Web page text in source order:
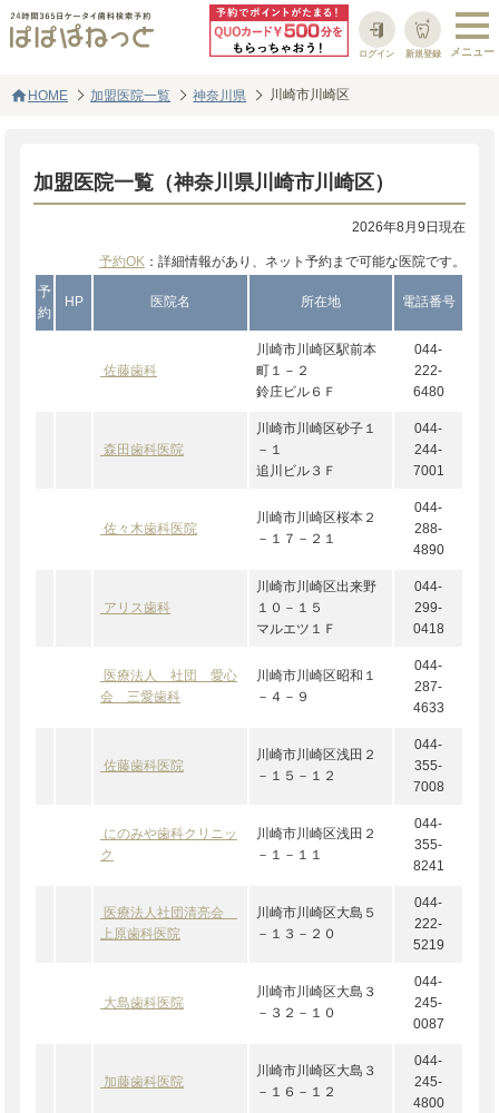
新規登録
ログイン
homeHOME 加盟医院一覧 神奈川県 川崎市川崎区
加盟医院一覧（神奈川県川崎市川崎区）
2026年8月9日現在
予約OK：詳細情報があり、ネット予約まで可能な医院です。
予
約
HP 医院名 所在地 電話番号
佐藤歯科
川崎市川崎区駅前本
町１－２
鈴庄ビル６Ｆ
044-
222-
6480
森田歯科医院
川崎市川崎区砂子１
－１
追川ビル３Ｆ
044-
244-
7001
佐々木歯科医院
川崎市川崎区桜本２
－１７－２１
044-
288-
4890
アリス歯科
川崎市川崎区出来野
１０－１５
マルエツ１Ｆ
044-
299-
0418
医療法人 社団 愛心
会 三愛歯科
川崎市川崎区昭和１
－４－９
044-
287-
4633
佐藤歯科医院
川崎市川崎区浅田２
－１５－１２
044-
355-
7008
にのみや歯科クリニッ
ク
川崎市川崎区浅田２
－１－１１
044-
355-
8241
医療法人社団清亮会
上原歯科医院
川崎市川崎区大島５
－１３－２０
044-
222-
5219
大島歯科医院
川崎市川崎区大島３
－３２－１０
044-
245-
0087
加藤歯科医院
川崎市川崎区大島３
－１６－１２
044-
245-
4800